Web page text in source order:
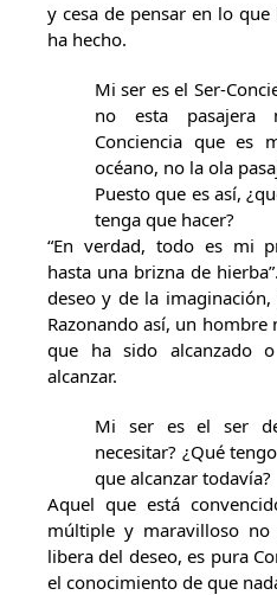
y cesa de pensar en lo
ha hecho.
Mi ser es el Ser-
no esta pasajera
Conciencia que es
océano, no la ola
Puesto que es así,
tenga que hacer?
“En verdad, todo es mi
hasta una brizna de
deseo y de la
Razonando así, un hombre
que ha sido alcanzado
alcanzar.
Mi ser es el ser
necesitar? ¿Qué
que alcanzar todavía?
Aquel que está
múltiple y maravilloso no
libera del deseo, es pura
el conocimiento de que